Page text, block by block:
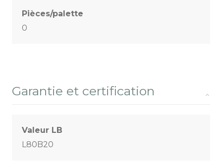
Pièces/palette
0
Garantie et certification
Valeur LB
L80B20